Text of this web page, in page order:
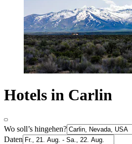
Hotels in Carlin
Wo soll’s hingehen?
Daten